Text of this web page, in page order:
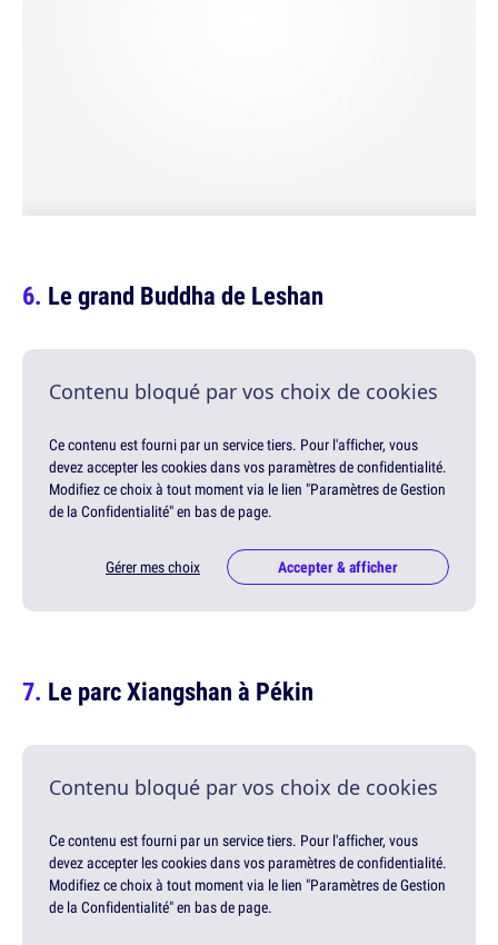
Le grand Buddha de Leshan
Contenu bloqué par vos choix de cookies
Ce contenu est fourni par un service tiers. Pour l'afficher, vous
devez accepter les cookies dans vos paramètres de confidentialité.
Modifiez ce choix à tout moment via le lien "Paramètres de Gestion
de la Confidentialité" en bas de page.
Gérer mes choix Accepter & afficher
Le parc Xiangshan à Pékin
Contenu bloqué par vos choix de cookies
Ce contenu est fourni par un service tiers. Pour l'afficher, vous
devez accepter les cookies dans vos paramètres de confidentialité.
Modifiez ce choix à tout moment via le lien "Paramètres de Gestion
de la Confidentialité" en bas de page.